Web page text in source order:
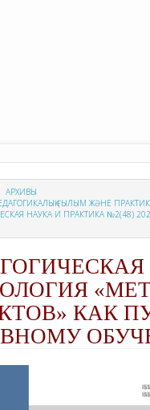
АРХИВЫ
ҒЫЛЫМ ЖӘНЕ
НАУКА И ПРАКТИКА №2(48)
КАК